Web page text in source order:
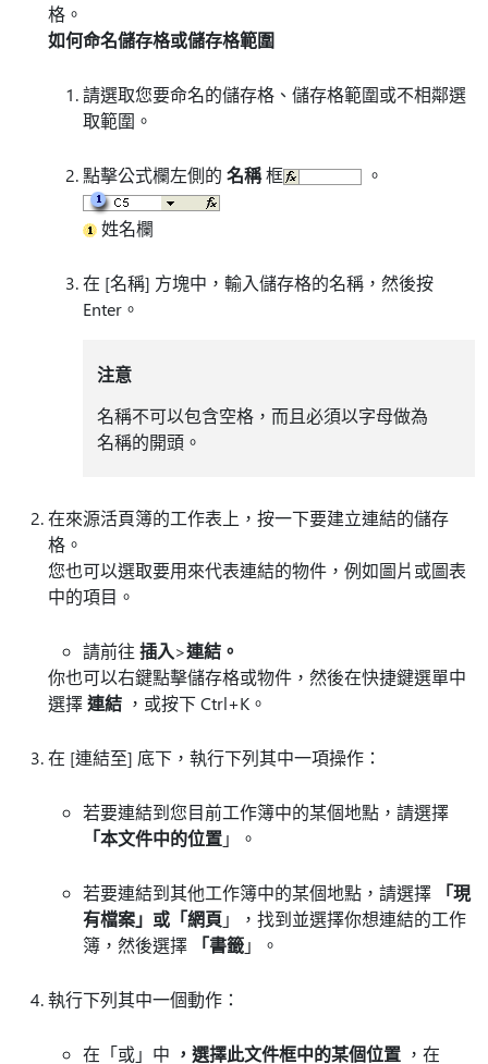
格。
如何命名儲存格或儲存格範圍
請選取您要命名的儲存格、儲存格範圍或不相鄰選
取範圍。
點擊公式欄左側的 名稱框 。
姓名欄
在 [名稱] 方塊中，輸入儲存格的名稱，然後按
Enter。
注意
名稱不可以包含空格，而且必須以字母做為
名稱的開頭。
在來源活頁簿的工作表上，按一下要建立連結的儲存
格。
您也可以選取要用來代表連結的物件，例如圖片或圖表
中的項目。
請前往 插入>連結。
你也可以右鍵點擊儲存格或物件，然後在快捷鍵選單中
選擇連結 ，或按下 Ctrl+K。
在 [連結至] 底下，執行下列其中一項操作：
若要連結到您目前工作簿中的某個地點，請選擇
「本文件中的位置」。
若要連結到其他工作簿中的某個地點，請選擇
「現
有檔案」或「網頁」，找到並選擇你想連結的工作
簿，然後選擇
「書籤」。
執行下列其中一個動作：
在「或」中 ，選擇此文件框中的某個位置 ，在